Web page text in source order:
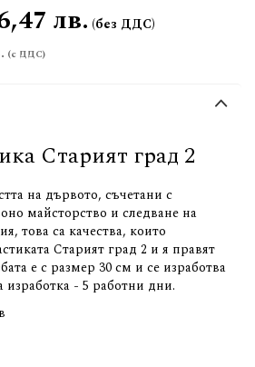
лв.
Старият град 2
на дървото, съчетани с
майсторство и следване на
това са качества, които
Старият град 2 и я правят
е с размер 30 см и се изработва
- 5 работни дни.